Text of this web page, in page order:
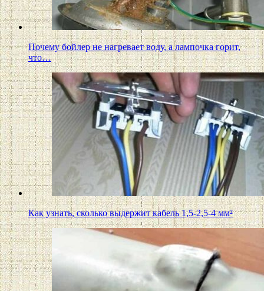
Почему бойлер не нагревает воду, а лампочка горит,
что…
Как узнать, сколько выдержит кабель 1,5-2,5-4 мм²